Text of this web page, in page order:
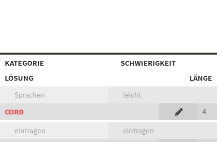
KATEGORIE
SCHWIERIGKEIT
LÖSUNG
LÄNGE
Sprachen
leicht
CORD
4
eintragen
eintragen